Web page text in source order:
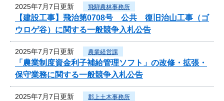
2025年7月7日更新 飛騨農林事務所
【建設工事】飛治第0708号 公共 復旧治山工事（ゴ
ウロゲ谷）に関する一般競争入札公告
2025年7月7日更新 農業経営課
「農業制度資金利子補給管理ソフト」の改修・拡張・
保守業務に関する一般競争入札公告
2025年7月7日更新 郡上土木事務所